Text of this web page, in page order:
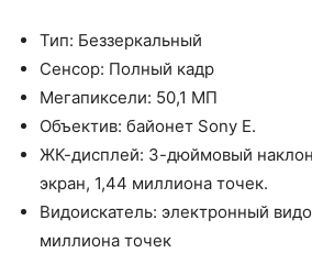
Тип: Беззеркальный
Сенсор: Полный кадр
Мегапиксели: 50,1 МП
Объектив: байонет Sony E.
ЖК-дисплей: 3-дюймовый
экран, 1,44 миллиона точек.
Видоискатель: электронный
миллиона точек